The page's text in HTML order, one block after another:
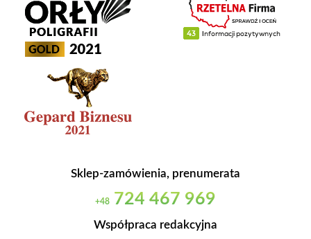
Sklep-zamówienia, prenumerata
+48 724 467 969
Współpraca redakcyjna